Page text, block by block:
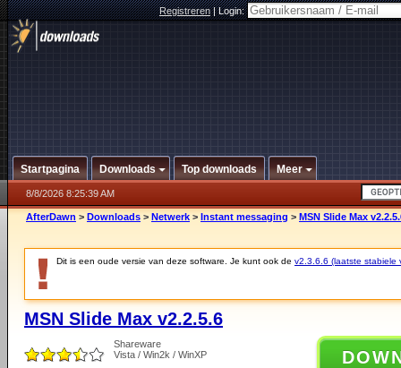
Registreren|Login:
Startpagina Downloads Top downloads Meer
8/8/2026 8:25:39 AM
AfterDawn > Downloads > Netwerk > Instant messaging > MSN Slide Max
Dit is een oude versie van deze software. Je kunt ook de v2.3.6.6 (laatste stabiele
MSN Slide Max v2.2.5.6
Shareware
Vista / Win2k / WinXP